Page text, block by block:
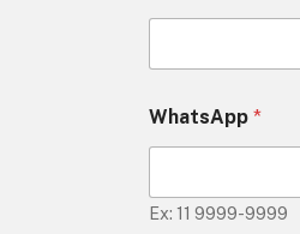
WhatsApp *
Ex: 11 9999-9999